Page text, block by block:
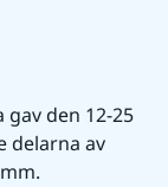
den 12-25
delarna av